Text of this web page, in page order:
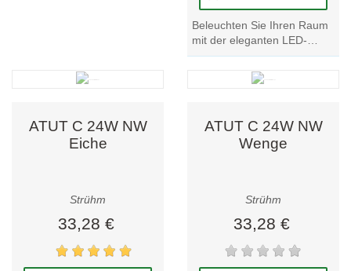
Beleuchten Sie Ihren Raum
mit der eleganten LED-
Deckenleuchte ATUT C 18W
in Wenge-Finish.
Verbessern Sie Ihr
ATUT C 24W NW
Eiche
Strühm
33,28 €
ATUT C 24W NW
Wenge
Strühm
33,28 €